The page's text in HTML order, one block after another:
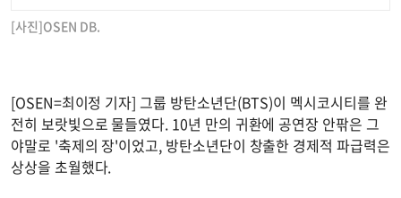
[사진]OSEN DB.
[OSEN=최이정 기자] 그룹 방탄소년단(BTS)이 멕시코시티를 완
전히 보랏빛으로 물들였다. 10년 만의 귀환에 공연장 안팎은 그
야말로 '축제의 장'이었고, 방탄소년단이 창출한 경제적 파급력은
상상을 초월했다.